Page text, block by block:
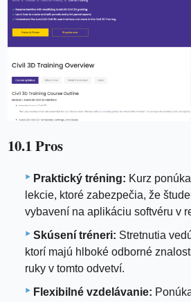
10.1 Pros
Praktický tréning: Kurz
lekcie, ktoré zabezpečia, že
vybavení na aplikáciu softvéru v
Skúsení tréneri: Stretnutia
ktorí majú hlboké odborné
ruky v tomto odvetví.
Flexibilné vzdelávanie: